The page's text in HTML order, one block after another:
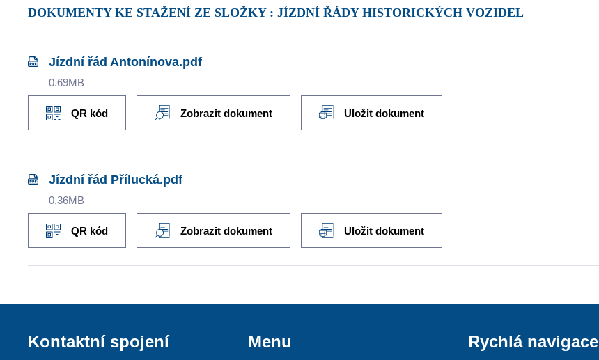
DOKUMENTY KE STAŽENÍ ZE SLOŽKY : JÍZDNÍ ŘÁDY HISTORICKÝCH VOZIDEL
Jízdní řád Antonínova.pdf
0.69MB
QR kód Zobrazit dokument Uložit dokument
Jízdní řád Přílucká.pdf
0.36MB
QR kód Zobrazit dokument Uložit dokument
Kontaktní spojení Menu Rychlá navigace